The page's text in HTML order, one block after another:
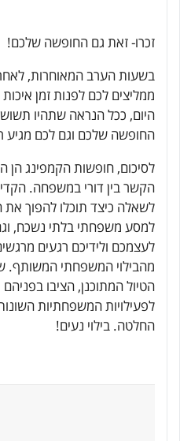
זכרו- זאת גם החופשה שלכם!
בשעות הערב המאוחרות,
ממליצים לכם לפנות זמן
היום, ככל הנראה שתהיו
החופשה שלכם וגם לכם מגיע
לסיכום, חופשות הקמפינג הן
הקשר בין דורי במשפחה.
לשאלה כיצד תוכלו להפוך
למסע משפחתי בלתי נשכח,
לעצמכם ולידיכם רגעים
מהבילוי המשפחתי המשותף.
הטיול המתוכנן, הציבו
לפעילויות המשפחתיות
החלטה. בילוי נעים!